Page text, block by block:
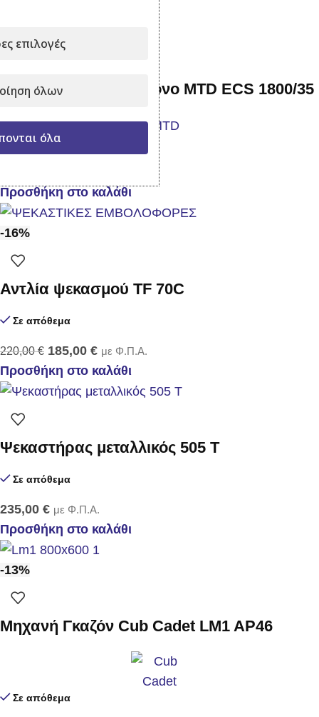
Ηλεκτρικό Αλυσοπρίονο MTD ECS 1800/35
Σε απόθεμα
Προσθήκη στο καλάθι
-16%
Αντλία ψεκασμού TF 70C
Σε απόθεμα
220,00€ 185,00 € με Φ.Π.Α.
Προσθήκη στο καλάθι
Ψεκαστήρας μεταλλικός 505 T
Σε απόθεμα
235,00 € με Φ.Π.Α.
Προσθήκη στο καλάθι
-13%
Μηχανή Γκαζόν Cub Cadet LM1 AP46
Σε απόθεμα
επιλογές
όλων
όλα